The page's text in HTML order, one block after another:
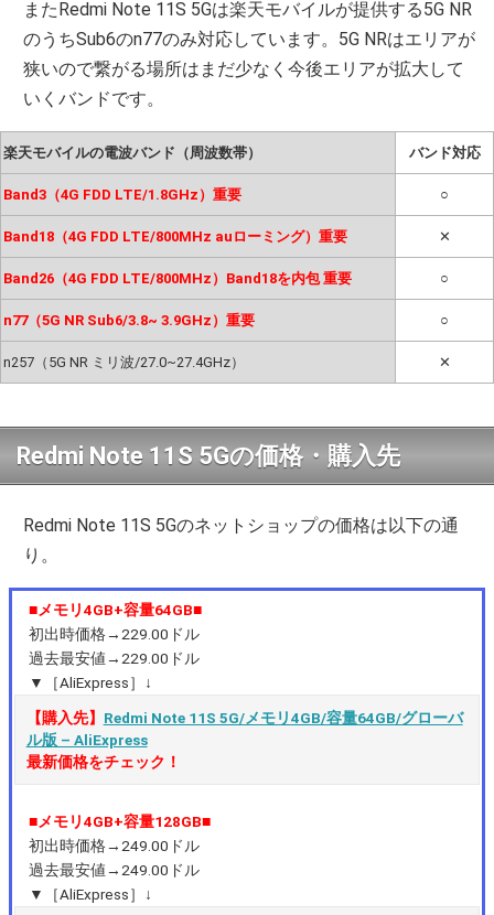
またRedmi Note 11S 5Gは楽天モバイルが提供する5G NR
のうちSub6のn77のみ対応しています。5G NRはエリアが
狭いので繋がる場所はまだ少なく今後エリアが拡大して
いくバンドです。
楽天モバイルの電波バンド（周波数帯） バンド対応
Band3（4G FDD LTE/1.8GHz）重要 ○
Band18（4G FDD LTE/800MHz auローミング）重要 ✕
Band26（4G FDD LTE/800MHz）Band18を内包 重要 ○
n77（5G NR Sub6/3.8~ 3.9GHz）重要 ○
n257（5G NR ミリ波/27.0~27.4GHz） ✕
Redmi Note 11S 5Gの価格・購入先
Redmi Note 11S 5Gのネットショップの価格は以下の通
り。
■メモリ4GB+容量64GB■
初出時価格→229.00ドル
過去最安値→229.00ドル
▼［AliExpress］↓
【購入先】 Redmi Note 11S 5G/メモリ4GB/容量64GB/グローバ
ル版 – AliExpress
最新価格をチェック！
■メモリ4GB+容量128GB■
初出時価格→249.00ドル
過去最安値→249.00ドル
▼［AliExpress］↓